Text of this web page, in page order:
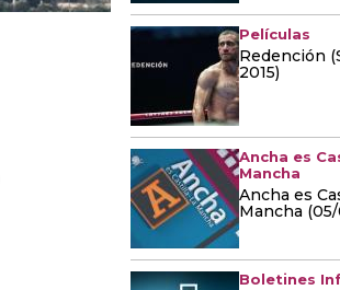
Películas
Redención
2015)
Ancha es
Mancha
Ancha es
Mancha
Boletines